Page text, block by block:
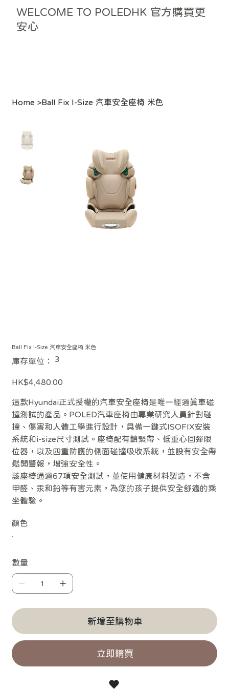
WELCOME TO POLEDHK 官方購買更
安心
Home >Ball Fix I-Size 汽車安全座椅 米色
Ball Fix I-Size 汽車安全座椅 米色
庫存單位：
SKU
33
價
格
HK$4,480.00
這款Hyundai正式授權的汽車安全座椅是唯一經過真車碰
撞測試的產品。POLED汽車座椅由專業研究人員針對碰
撞、傷害和人體工學進行設計，具備一鍵式ISOFIX安裝
系統和i-size尺寸測試。座椅配有鎖緊帶、低重心回彈限
位器，以及四重防護的側面碰撞吸收系統，並設有安全帶
鬆開警報，增強安全性。
該座椅通過67項安全測試，並使用健康材料製造，不含
甲醛、汞和鉛等有害元素，為您的孩子提供安全舒適的乘
坐體驗。
顔色
數量
新增至購物車
立即購買